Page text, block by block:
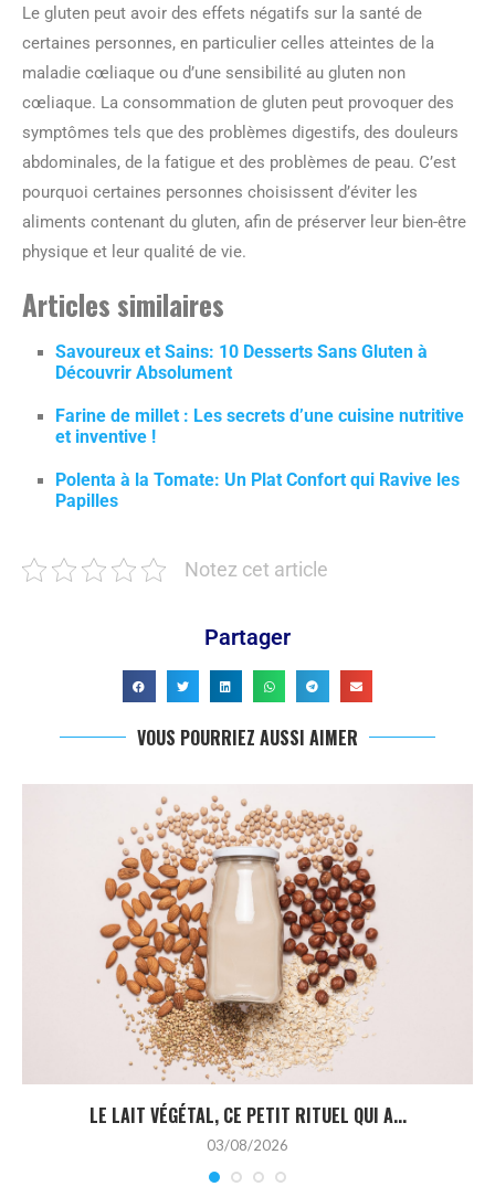
Le gluten peut avoir des effets négatifs sur la santé de
certaines personnes, en particulier celles atteintes de la
maladie cœliaque ou d’une sensibilité au gluten non
cœliaque. La consommation de gluten peut provoquer des
symptômes tels que des problèmes digestifs, des douleurs
abdominales, de la fatigue et des problèmes de peau. C’est
pourquoi certaines personnes choisissent d’éviter les
aliments contenant du gluten, afin de préserver leur bien-être
physique et leur qualité de vie.
Articles similaires
Savoureux et Sains: 10 Desserts Sans Gluten à
Découvrir Absolument
Farine de millet : Les secrets d’une cuisine nutritive
et inventive !
Polenta à la Tomate: Un Plat Confort qui Ravive les
Papilles
Notez cet article
Partager
VOUS POURRIEZ AUSSI AIMER
LE LAIT VÉGÉTAL, CE PETIT RITUEL QUI A...
03/08/2026